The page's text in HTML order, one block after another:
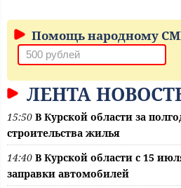
Помощь народному
ЛЕНТА
15:50 В Курской области за
строительства жилья
14:40 В Курской области с 15
заправки автомобилей